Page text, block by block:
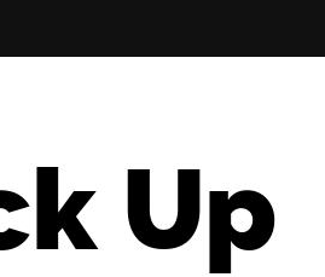
Up